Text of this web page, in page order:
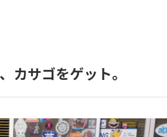
カサゴをゲット。